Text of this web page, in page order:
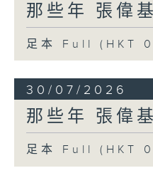
那些年 張偉基
足本 Full (HKT
30/07/2026
那些年 張偉基
足本 Full (HKT